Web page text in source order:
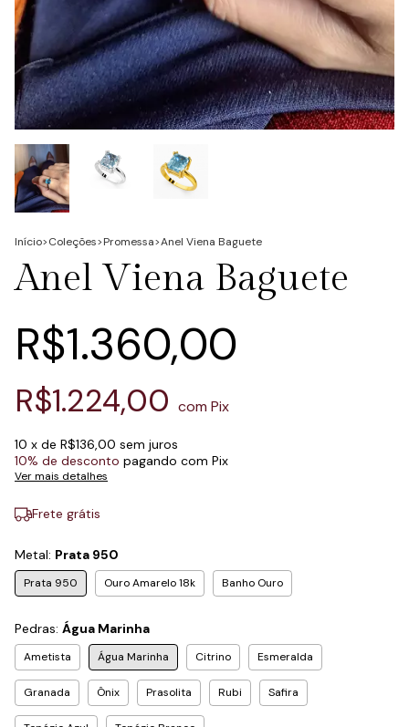
Início>Coleções>Promessa>Anel Viena Baguete
Anel Viena Baguete
R$1.360,00
R$1.224,00 com Pix
10 x de R$136,00 sem juros
10% de desconto pagando com Pix
Ver mais detalhes
Frete grátis
Metal: Prata 950
Prata 950 Ouro Amarelo 18k Banho Ouro
Pedras: Água Marinha
Ametista Água Marinha Citrino Esmeralda
Granada Ônix Prasolita Rubi Safira